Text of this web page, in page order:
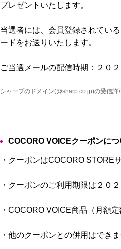
プレゼントいたします。
当選者には、会員登録されてい
ードをお送りいたします。
ご当選メールの配信時期：２０
シャープのドメイン(@sharp.co.jp)の受信許
COCORO VOICEクーポンにつ
・クーポンはCOCORO STORE
・クーポンのご利用期限は２０
・COCORO VOICE商品（月額
・他のクーポンとの併用はできま